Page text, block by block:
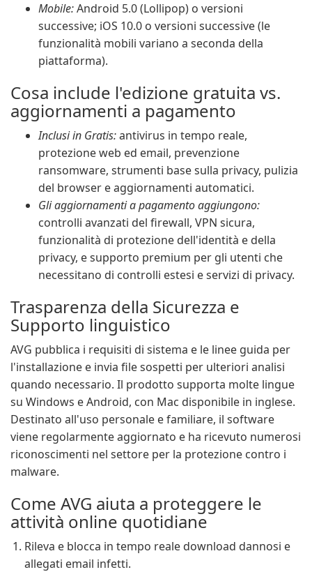
Mobile:Android 5.0 (Lollipop) o versioni
successive; iOS 10.0 o versioni successive (le
funzionalità mobili variano a seconda della
piattaforma).
Cosa include l'edizione gratuita vs.
aggiornamenti a pagamento
Inclusi in Gratis:antivirus in tempo reale,
protezione web ed email, prevenzione
ransomware, strumenti base sulla privacy, pulizia
del browser e aggiornamenti automatici.
Gli aggiornamenti a pagamento aggiungono:
controlli avanzati del firewall, VPN sicura,
funzionalità di protezione dell'identità e della
privacy, e supporto premium per gli utenti che
necessitano di controlli estesi e servizi di privacy.
Trasparenza della Sicurezza e
Supporto linguistico
AVG pubblica i requisiti di sistema e le linee guida per
l'installazione e invia file sospetti per ulteriori analisi
quando necessario. Il prodotto supporta molte lingue
su Windows e Android, con Mac disponibile in inglese.
Destinato all'uso personale e familiare, il software
viene regolarmente aggiornato e ha ricevuto numerosi
riconoscimenti nel settore per la protezione contro i
malware.
Come AVG aiuta a proteggere le
attività online quotidiane
Rileva e blocca in tempo reale download dannosi e
allegati email infetti.